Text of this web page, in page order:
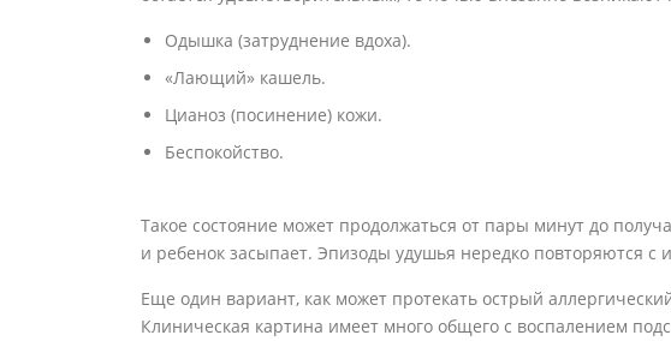
Одышка (затруднение вдоха).
«Лающий» кашель.
Цианоз (посинение) кожи.
Беспокойство.
Такое состояние может продолжаться от пары минут до
и ребенок засыпает. Эпизоды удушья нередко повторяются с
Еще один вариант, как может протекать острый
Клиническая картина имеет много общего с воспалением